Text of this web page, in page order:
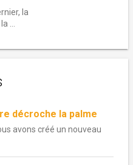
la
…
décroche la palme
avons créé un nouveau